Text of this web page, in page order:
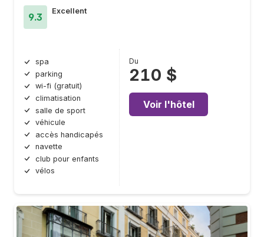
9.3
Excellent
spa
parking
wi-fi (gratuit)
climatisation
salle de sport
véhicule
accès handicapés
navette
club pour enfants
vélos
Du
210 $
Voir l'hôtel